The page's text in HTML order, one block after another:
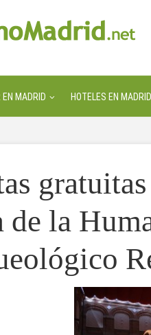
EN MADRID HOTELES EN MADRID
de la